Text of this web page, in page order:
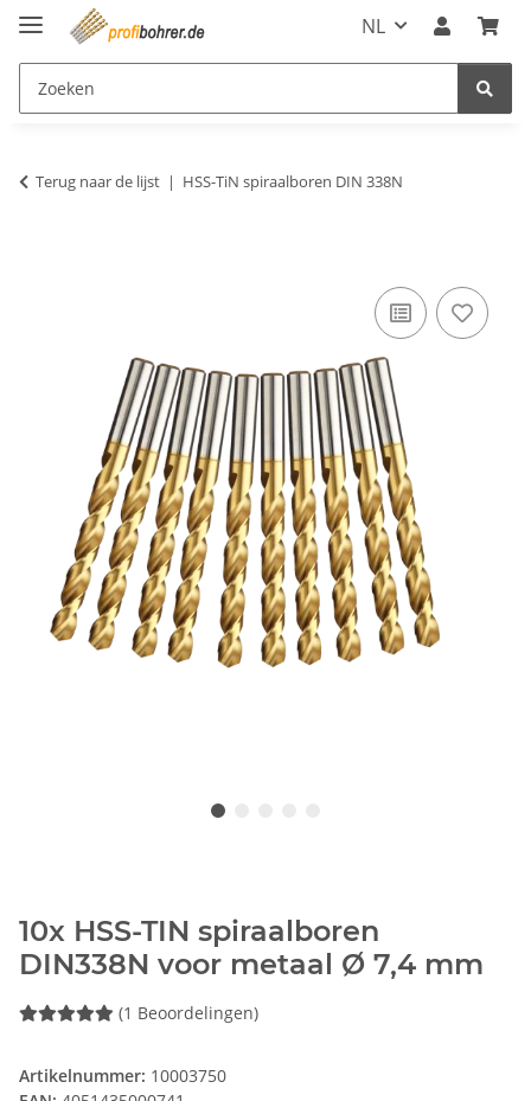
NL
Terug naar de lijst HSS-TiN spiraalboren DIN 338N
10x HSS-TIN spiraalboren
DIN338N voor metaal Ø 7,4 mm
(1 Beoordelingen)
Artikelnummer: 10003750